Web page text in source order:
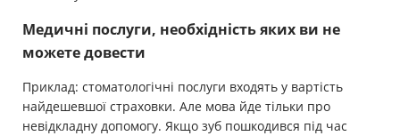
Медичні послуги, необхідність яких ви не
можете довести
Приклад: стоматологічні послуги входять у вартість
найдешевшої страховки. Але мова йде тільки про
невідкладну допомогу. Якщо зуб пошкодився під час